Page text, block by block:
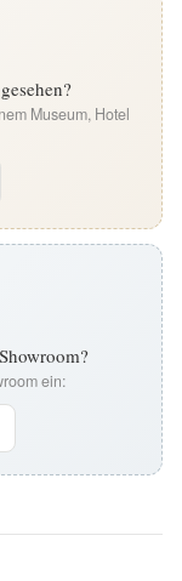
Museum, Hotel
ein: